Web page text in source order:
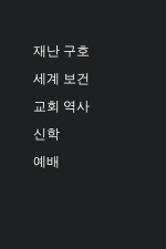
재난 구호
세계 보건
교회 역사
신학
예배